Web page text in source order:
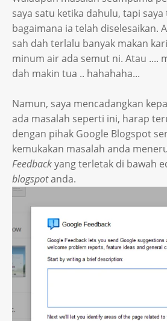
saya satu ketika dahulu, tapi
bagaimana ia telah diselesaikan.
sah dah terlalu banyak makan
minum air ada semut ni. Atau ....
dah makin tua .. hahahaha...
Namun, saya mencadangkan
ada masalah seperti ini, harap
dengan pihak Google Blogspot
kemukakan masalah anda
Feedbackyang terletak di bawah
blogspotanda.